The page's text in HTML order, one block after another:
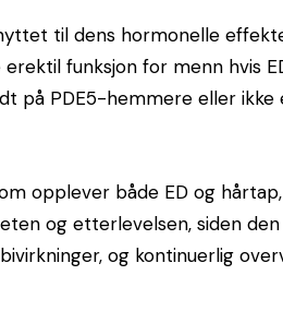
til dens hormonelle
funksjon for menn hvis
på PDE5-hemmere eller ikke
opplever både ED og
og etterlevelsen, siden
og kontinuerlig